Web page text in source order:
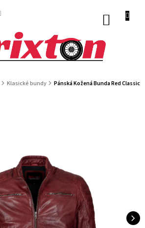
Klasické bundy Pánská Kožená Bunda Red Classic